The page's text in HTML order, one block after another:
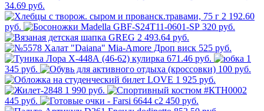
34.69 руб.
2 192.60
руб.
320 руб.
2 493.64 руб.
525 руб.
671.46 руб.
1
345 руб.
100 руб.
1 925 руб.
1 990 руб.
445 руб.
450 руб.